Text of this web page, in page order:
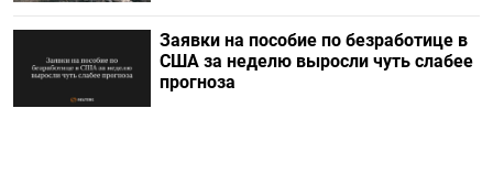
Заявки на пособие по безработице в
США за неделю выросли чуть слабее
прогноза